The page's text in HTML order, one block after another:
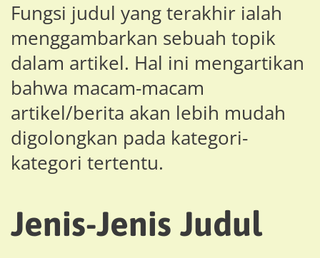
Fungsi judul yang terakhir ialah
menggambarkan sebuah topik
dalam artikel. Hal ini mengartikan
bahwa macam-macam
artikel/berita akan lebih mudah
digolongkan pada kategori-
kategori tertentu.
Jenis-Jenis Judul